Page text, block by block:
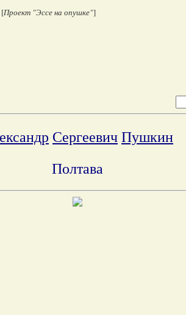
Проект "Эссе на опушке"]
СергеевичПушкин
Полтава